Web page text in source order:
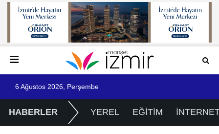
6 Ağustos 2026, Perşembe
HABERLER YEREL EĞİTİM